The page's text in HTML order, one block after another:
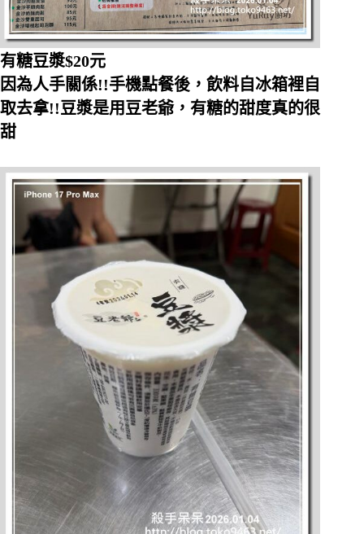
有糖豆漿$20元
因為人手關係!!手機點餐後，飲料自冰箱裡自
取去拿!!豆漿是用豆老爺，有糖的甜度真的很
甜